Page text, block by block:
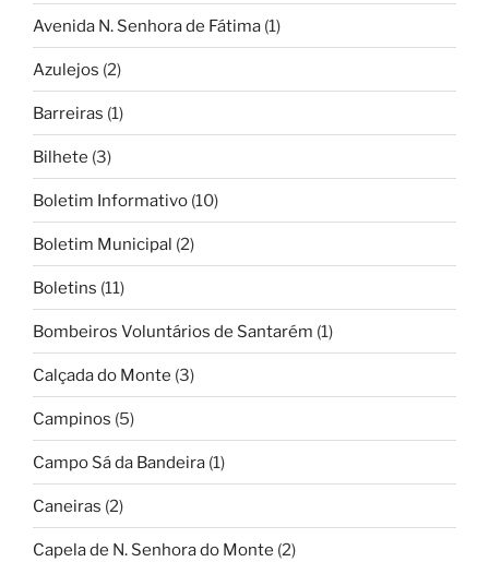
Avenida N. Senhora de Fátima (1)
Azulejos (2)
Barreiras (1)
Bilhete (3)
Boletim Informativo (10)
Boletim Municipal (2)
Boletins (11)
Bombeiros Voluntários de Santarém (1)
Calçada do Monte (3)
Campinos (5)
Campo Sá da Bandeira (1)
Caneiras (2)
Capela de N. Senhora do Monte (2)